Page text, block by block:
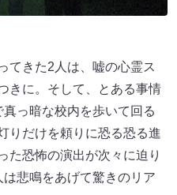
てきた2人は、嘘の心霊ス
きに。そして、とある事情
っ暗な校内を歩いて回る
りだけを頼りに恐る恐る進
た恐怖の演出が次々に迫り
悲鳴をあげて驚きのリア